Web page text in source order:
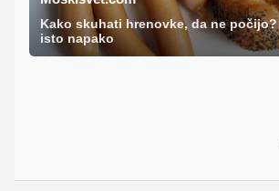
Kako skuhati hrenovke, da ne počijo?
isto napako